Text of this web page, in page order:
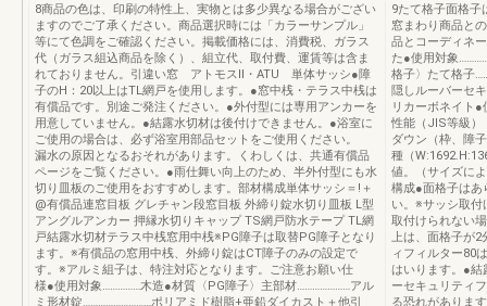
8商品の色は、印刷の特性上、実物とは多少異なる場合がござい
ますのでご了承ください。商品選択時には「カラーサンプル」
等にて色調をご確認ください。掲載価格には、消費税、ガラス
代（ガラス組込商品を除く）、組立代、取付費、運賃等は含ま
れておりません。引違い窓 アトモスⅡ・ATU 単体サッシ●障
子のH：20以上はTL網戸を使用します。●窓中桟・テラス中桟は
有償品です。別途ご発注ください。●外付型には専用アンカーを
用意していません。●結露水切材は後付けできません。●浴室に
ご使用の場合は、必ず浴室用部品セットをご使用ください。
漏水の原因となるおそれがあります。くわしくは、共通有償品
ページをご覧ください。●雨仕舞い向上のため、半外付型にも水
切り皿板のご使用をおすすめします。部材構成単体サッシ＝!＋
@有償品連窓目板 グレチャン段窓目板 外締り錠水切り皿板 L型
アングルアンカー 押縁水切りキャップ TS網戸防水テープ TL網
戸結露水切材テラス中桟窓用中桟※PG障子は取替PG障子となり
ます。※有償品の窓用中桟、外締り錠はCT障子のみの設定で
す。※アルミ組子は、特注対応となります。ご注意お願い仕
様●使用対象……………木造●材質〈PG障子〉主部材…………………アル
ミ形材錠………………………ポリアミド樹脂+亜鉛ダイカスト＋他引
9たて格子面格子
窓まわり商品と
品とコーディネ
た●使用対象
格子〉たて格子
隠しルーバーセ
リカーボネイト
性能（JIS等級）
ダウン（枠、障
種（
値。（サイズに
構成●面格子はあ
い。※サッシ取付
取付けられない
上は、面格子が2
ィフィルター80
はいります。●結
ーセキュリティ
る恐れがありま